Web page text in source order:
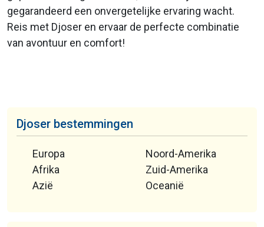
gegarandeerd een onvergetelijke ervaring wacht.
Reis met Djoser en ervaar de perfecte combinatie
van avontuur en comfort!
Djoser bestemmingen
Europa
Afrika
Azië
Noord-Amerika
Zuid-Amerika
Oceanië